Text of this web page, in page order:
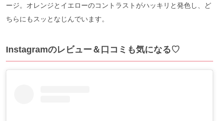
ージ。オレンジとイエローのコントラストがハッキリと発色し、ど
ちらにもスッとなじんでいます。
Instagramのレビュー＆口コミも気になる♡